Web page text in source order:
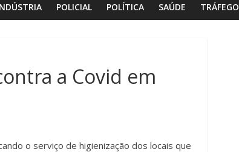
POLICIAL POLÍTICA SAÚDE TRÁFEGO
a Covid em
o serviço de higienização dos locais que